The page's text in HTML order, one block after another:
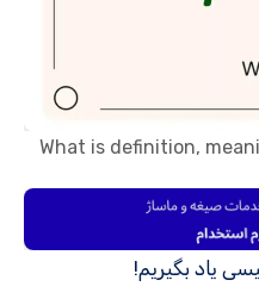
What is definition,
یاد بگیریم!